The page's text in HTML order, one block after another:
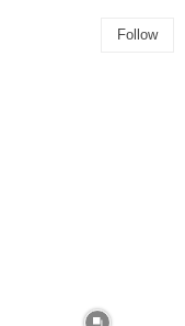
Follow